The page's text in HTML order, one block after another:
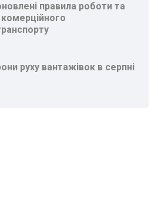
правила роботи та
комерційного
руху вантажівок в серпні